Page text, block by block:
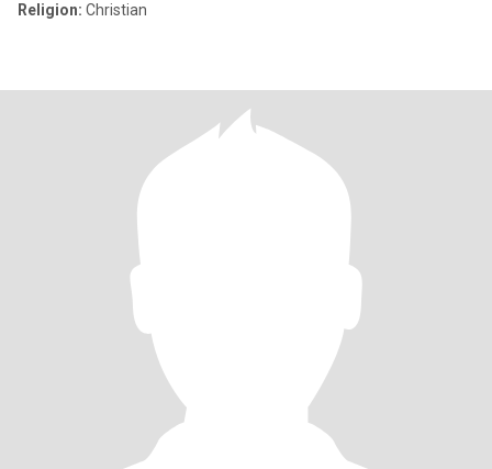
Religion: Christian